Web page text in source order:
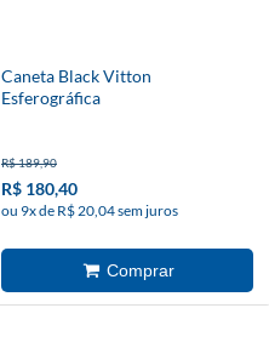
Caneta Black Vitton
Esferográfica
R$ 189,90
R$ 180,40
ou 9x de R$ 20,04 sem juros